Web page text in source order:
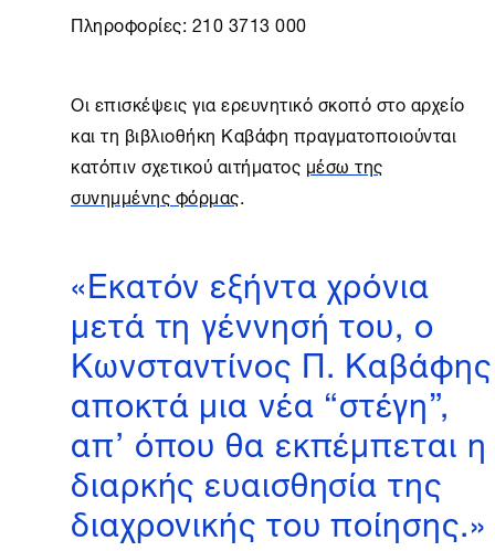
Πληροφορίες: 210 3713 000
Οι επισκέψεις για ερευνητικό σκοπό στο αρχείο
και τη βιβλιοθήκη Καβάφη πραγματοποιούνται
κατόπιν σχετικού αιτήματος μέσω της
συνημμένης φόρμας.
«Εκατόν εξήντα χρόνια
μετά τη γέννησή του, ο
Κωνσταντίνος Π. Καβάφης
αποκτά μια νέα “στέγη”,
απ’ όπου θα εκπέμπεται η
διαρκής ευαισθησία της
διαχρονικής του ποίησης.»